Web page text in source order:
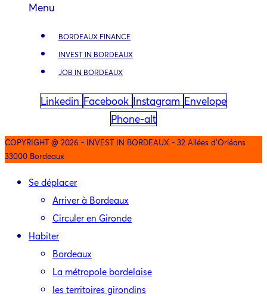
Menu
BORDEAUX.FINANCE
INVEST IN BORDEAUX
JOB IN BORDEAUX
Linkedin Facebook Instagram Envelope
Phone-alt
COPYRIGHT @ 2026 - INVEST IN BORDEAUX - 32 Allées d'Orléans
33000 Bordeaux
Se déplacer
Arriver à Bordeaux
Circuler en Gironde
Habiter
Bordeaux
La métropole bordelaise
les territoires girondins